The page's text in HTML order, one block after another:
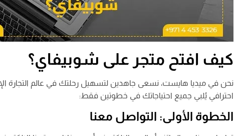
كيف افتح متجر على شوبيفاي؟
نحن في ميديا هايست، نسعى جاهدين لتسهيل رحلتك في عالم التجارة
احترافي يُلبي جميع احتياجاتك في خطوتين فقط:
الخطوة الأولى: التواصل معنا